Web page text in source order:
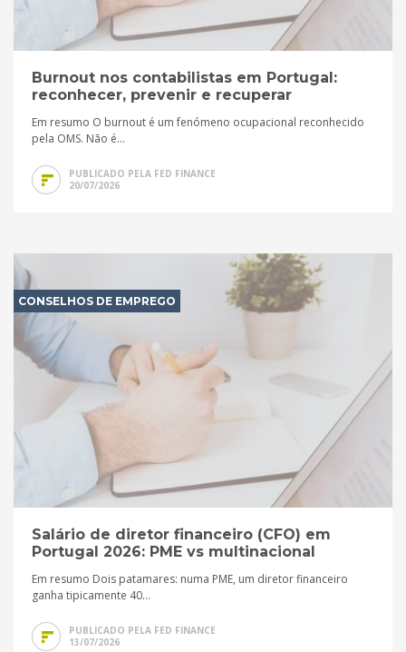
Burnout nos contabilistas em Portugal:
reconhecer, prevenir e recuperar
Em resumo O burnout é um fenómeno ocupacional reconhecido
pela OMS. Não é...
PUBLICADO PELA FED FINANCE
20/07/2026
CONSELHOS DE EMPREGO
Salário de diretor financeiro (CFO) em
Portugal 2026: PME vs multinacional
Em resumo Dois patamares: numa PME, um diretor financeiro
ganha tipicamente 40...
PUBLICADO PELA FED FINANCE
13/07/2026